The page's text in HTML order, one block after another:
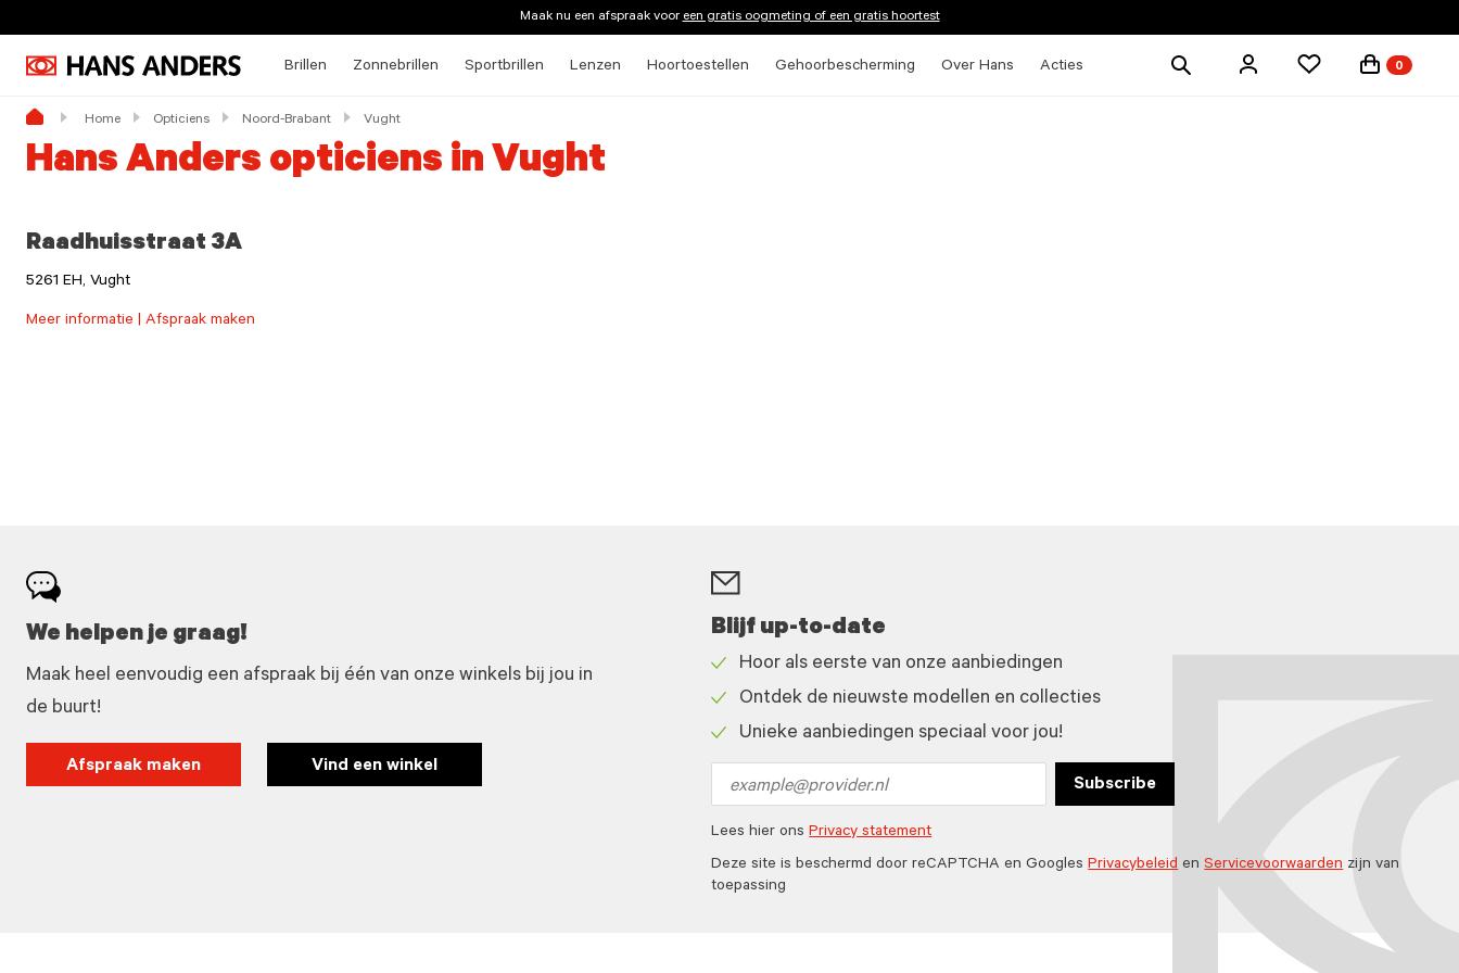
Maak nu een afspraak vooreen gratis oogmeting of een gratis hoortest
Brillen Zonnebrillen Sportbrillen Lenzen Hoortoestellen Gehoorbescherming Over Hans Acties
Zoek
0
Home Opticiens Noord-Brabant Vught
Hans Anders opticiens in Vught
Raadhuisstraat 3A
5261 EH, Vught
Meer informatie | Afspraak maken
We helpen je graag!
Maak heel eenvoudig een afspraak bij één van onze winkels bij jou in
de buurt!
Afspraak maken Vind een winkel
Blijf up-to-date
icon
Hoor als eerste van onze aanbiedingen
icon
Ontdek de nieuwste modellen en collecties
Unieke aanbiedingen speciaal voor jou!
address
Subscribe
Lees hier onsPrivacy statement
Deze site is beschermd door reCAPTCHA en GooglesPrivacybeleidenServicevoorwaardenzijn van
toepassing